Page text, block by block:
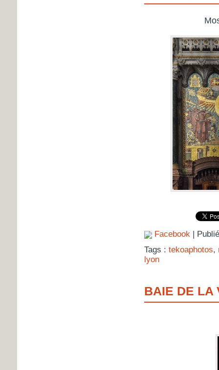
Facebook|
Tags : tekoaphotos,
lyon
BAIE DE LA